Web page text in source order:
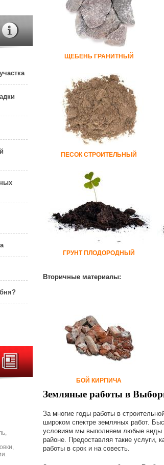
ЩЕБЕНЬ ГРАНИТНЫЙ
ПЕСОК СТРОИТЕЛЬНЫЙ
ГРУНТ ПЛОДОРОДНЫЙ
Вторичные материалы:
БОЙ КИРПИЧА
Земляные работы в
За многие годы работы в
широком спектре земляных работ.
условиям мы выполняем любые виды
районе. Предоставляя такие услуги,
работы в срок и на совесть.